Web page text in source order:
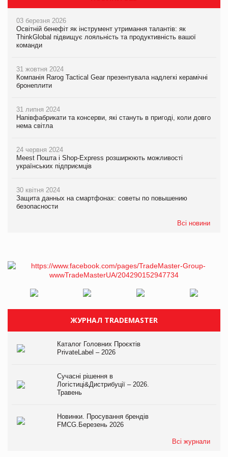
03 березня 2026
Освітній бенефіт як інструмент утримання талантів: як
ThinkGlobal підвищує лояльність та продуктивність вашої
команди
31 жовтня 2024
Компанія Rarog Tactical Gear презентувала надлегкі керамічні
бронеплити
31 липня 2024
Напівфабрикати та консерви, які стануть в пригоді, коли довго
нема світла
24 червня 2024
Meest Пошта і Shop-Express розширюють можливості
українських підприємців
30 квітня 2024
Защита данных на смартфонах: советы по повышению
безопасности
Всі новини
ЖУРНАЛ TRADEMASTER
Каталог Головних Проєктів
PrivateLabel – 2026
Сучасні рішення в
Логістиці&Дистрибуції – 2026.
Травень
Новинки. Просування брендів
FMCG.Березень 2026
Всі журнали